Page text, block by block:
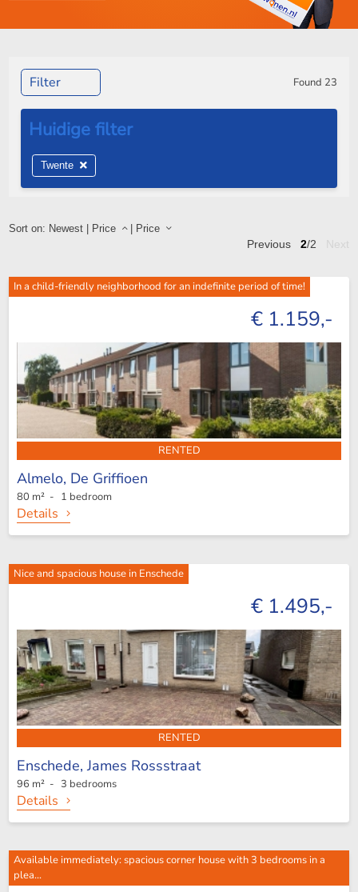
Sort on: Newest| Price | Price
Previous 2/2
In a child-friendly neighborhood for an indefinite period of time!
€ 1.159,-
RENTED
Almelo, De Griffioen
80 m² - 1 bedroom
Details
Nice and spacious house in Enschede
€ 1.495,-
RENTED
Enschede,James Rossstraat
96 m² - 3 bedrooms
Details
Available immediately: spacious corner house with 3 bedrooms in a
plea...
Filter Found 23
Twente